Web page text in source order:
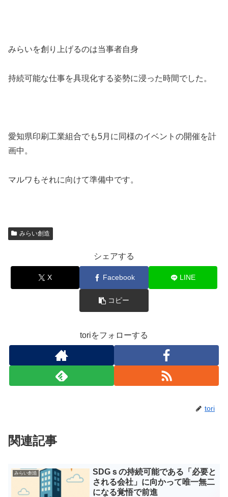
みらいを創り上げるのは当事者自身
持続可能な仕事を具現化する姿勢に浸った時間でした。
愛知県印刷工業組合でも5月に同様のイベントの開催を計
画中。
マルワもそれに向けて準備中です。
みらい創造
シェアする
X Facebook LINE
コピー
toriをフォローする
tori
関連記事
みらい創造
SDGｓの持続可能である「必要と
される会社」に向かって唯一無二
になる覚悟で前進